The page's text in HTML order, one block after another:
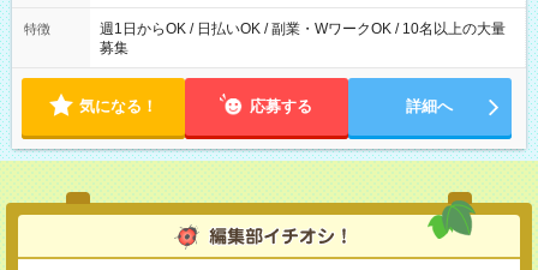
特徴
週1日からOK / 日払いOK / 副業・WワークOK / 10名以上の大量
募集
気になる！ 応募する 詳細へ